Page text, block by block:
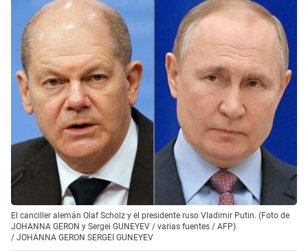
El canciller alemán Olaf Scholz y el presidente ruso Vladimir Putin. (Foto de
JOHANNA GERON y Sergei GUNEYEV / varias fuentes / AFP)
/ JOHANNA GERON SERGEI GUNEYEV